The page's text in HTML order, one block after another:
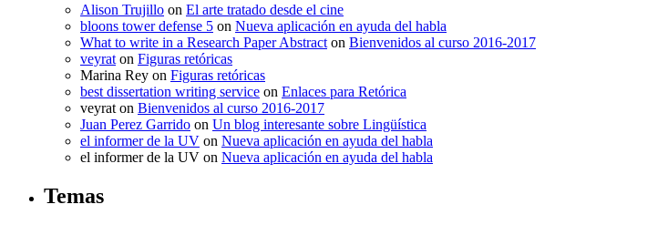
Alison Trujillo on El arte tratado desde el cine
bloons tower defense 5 on Nueva aplicación en ayuda del habla
What to write in a Research Paper Abstract on Bienvenidos al curso 2016-2017
veyrat on Figuras retóricas
Marina Rey on Figuras retóricas
best dissertation writing service on Enlaces para Retórica
veyrat on Bienvenidos al curso 2016-2017
Juan Perez Garrido on Un blog interesante sobre Lingüística
el informer de la UV on Nueva aplicación en ayuda del habla
el informer de la UV on Nueva aplicación en ayuda del habla
Temas